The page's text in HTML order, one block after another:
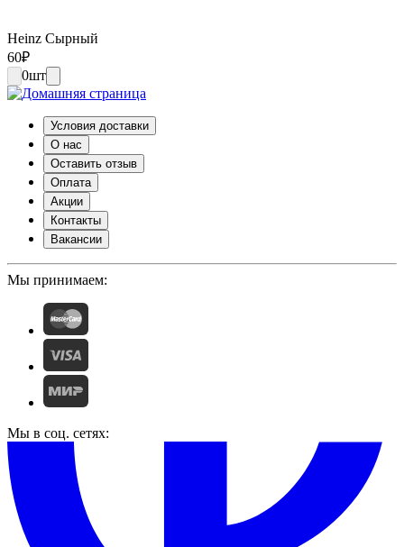
Heinz Сырный
60₽
0шт
Условия доставки
О нас
Оставить отзыв
Оплата
Акции
Контакты
Вакансии
Мы принимаем:
Мы в соц. сетях: